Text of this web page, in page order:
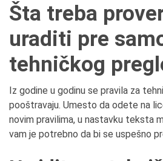
Šta treba
uraditi pre
tehničkog
Iz godine u godinu se pravila za
pooštravaju. Umesto da odete na
novim pravilima, u nastavku teksta
vam je potrebno da bi se uspešno